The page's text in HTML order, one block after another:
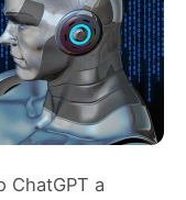
ChatGPT a